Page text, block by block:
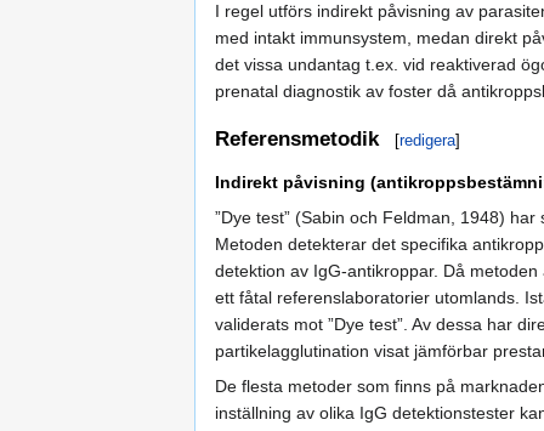
I regel utförs indirekt påvisning av
med intakt immunsystem, medan direkt
det vissa undantag t.ex. vid reaktiverad
prenatal diagnostik av foster då
Referensmetodik [redigera]
Indirekt påvisning
”Dye test” (Sabin och Feldman, 1948)
Metoden detekterar det specifika
detektion av IgG-antikroppar. Då
ett fåtal referenslaboratorier utomlands.
validerats mot ”Dye test”. Av dessa har
partikelagglutination visat jämförbar
De flesta metoder som finns på
inställning av olika IgG detektionstester